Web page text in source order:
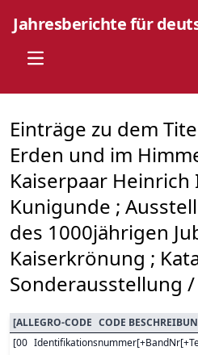
Jahresberichte für
Open main menu
Einträge zu dem
Erden und im
Kaiserpaar Heinrich
Kunigunde ;
des 1000jährigen
Kaiserkrönung ;
Sonderausstellung /
[ALLEGRO-CODE CODE
[00